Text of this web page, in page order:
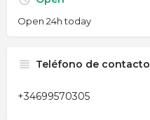
Open 24h today
Teléfono de contacto
+34699570305